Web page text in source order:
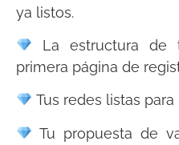
ya listos.
La estructura de
primera página de
Tus redes listas
Tu propuesta de